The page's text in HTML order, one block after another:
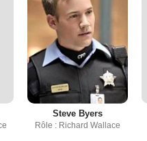
Steve Byers
Rôle : Richard Wallace